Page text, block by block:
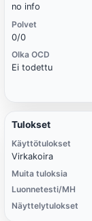
no info
Polvet
0/0
Olka OCD
Ei todettu
Tulokset
Käyttötulokset
Virkakoira
Muita tuloksia
Luonnetesti/MH
Näyttelytulokset